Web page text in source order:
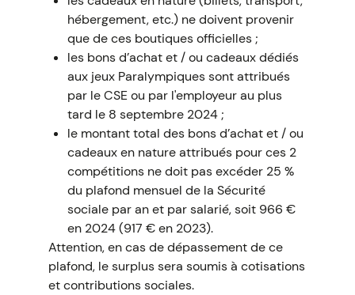
hébergement, etc.) ne doivent provenir
que de ces boutiques officielles ;
les bons d’achat et / ou cadeaux dédiés
aux jeux Paralympiques sont attribués
par le CSE ou par l'employeur au plus
tard le 8 septembre 2024 ;
le montant total des bons d’achat et / ou
cadeaux en nature attribués pour ces 2
compétitions ne doit pas excéder 25 %
du plafond mensuel de la Sécurité
sociale par an et par salarié, soit 966 €
en 2024 (917 € en 2023).
Attention, en cas de dépassement de ce
plafond, le surplus sera soumis à cotisations
et contributions sociales.